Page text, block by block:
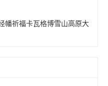
幡祈福卡瓦格博雪山高原大